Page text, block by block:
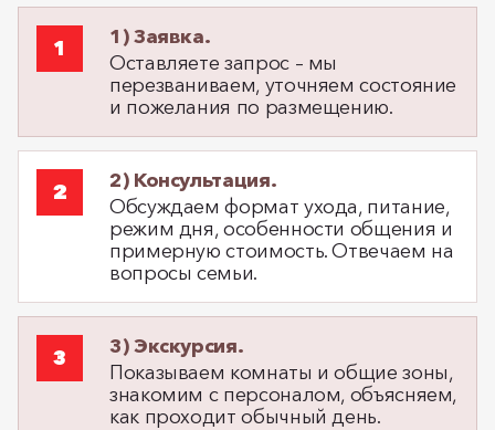
1) Заявка.
Оставляете запрос – мы
перезваниваем, уточняем состояние
и пожелания по размещению.
2) Консультация.
Обсуждаем формат ухода, питание,
режим дня, особенности общения и
примерную стоимость. Отвечаем на
вопросы семьи.
3) Экскурсия.
Показываем комнаты и общие зоны,
знакомим с персоналом, объясняем,
как проходит обычный день.